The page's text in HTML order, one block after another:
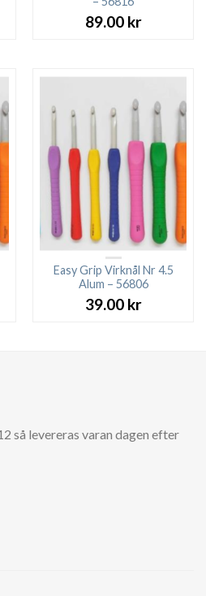
89.00 kr
Easy Grip Virknål Nr 4.5
Alum – 56806
39.00 kr
så levereras varan dagen efter